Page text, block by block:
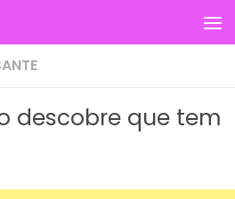
descobre que tem